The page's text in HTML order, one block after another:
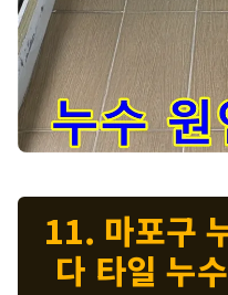
11. 마포구
다 타일 누